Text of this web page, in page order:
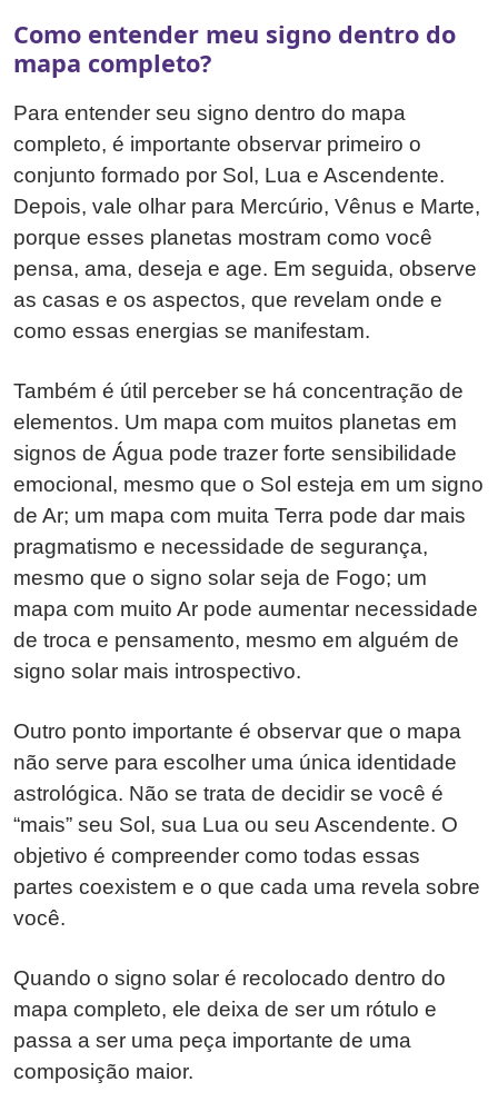
Como entender meu signo dentro do
mapa completo?
Para entender seu signo dentro do mapa
completo, é importante observar primeiro o
conjunto formado por Sol, Lua e Ascendente.
Depois, vale olhar para Mercúrio, Vênus e Marte,
porque esses planetas mostram como você
pensa, ama, deseja e age. Em seguida, observe
as casas e os aspectos, que revelam onde e
como essas energias se manifestam.
Também é útil perceber se há concentração de
elementos. Um mapa com muitos planetas em
signos de Água pode trazer forte sensibilidade
emocional, mesmo que o Sol esteja em um signo
de Ar; um mapa com muita Terra pode dar mais
pragmatismo e necessidade de segurança,
mesmo que o signo solar seja de Fogo; um
mapa com muito Ar pode aumentar necessidade
de troca e pensamento, mesmo em alguém de
signo solar mais introspectivo.
Outro ponto importante é observar que o mapa
não serve para escolher uma única identidade
astrológica. Não se trata de decidir se você é
“mais” seu Sol, sua Lua ou seu Ascendente. O
objetivo é compreender como todas essas
partes coexistem e o que cada uma revela sobre
você.
Quando o signo solar é recolocado dentro do
mapa completo, ele deixa de ser um rótulo e
passa a ser uma peça importante de uma
composição maior.